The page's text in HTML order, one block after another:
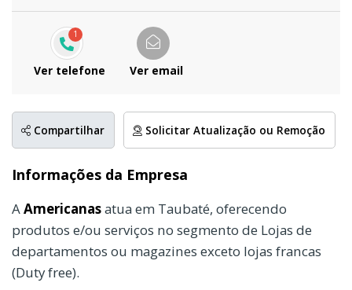
1
Ver telefone Ver email
Compartilhar Solicitar Atualização ou Remoção
Informações da Empresa
A Americanasatua em Taubaté, oferecendo
produtos e/ou serviços no segmento de Lojas de
departamentos ou magazines exceto lojas francas
(Duty free).